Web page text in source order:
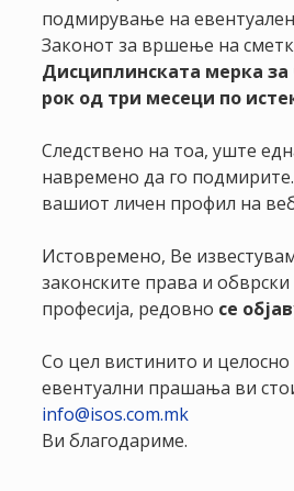
подмирување на
Законот за вршење на
Дисциплинската мерка
рок од три месеци по
Следствено на тоа, уште
навремено да го
вашиот личен профил на
Истовремено, Ве
законските права и
професија, редовно се
Со цел вистинито и
евентуални прашања ви
info@isos.com.mk
Ви благодариме.